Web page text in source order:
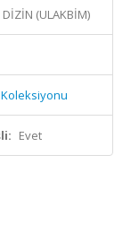
(ULAKBİM)
Koleksiyonu
Evet